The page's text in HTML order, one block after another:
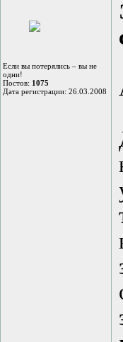
Если вы потерялись – вы не
одни!
Постов: 1075
Дата регистрации: 26.03.2008